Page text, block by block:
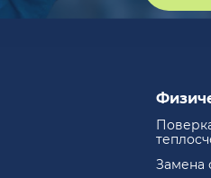
Замена